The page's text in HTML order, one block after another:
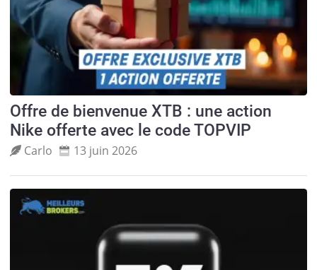
Offre de bienvenue XTB : une action
Nike offerte avec le code TOPVIP
Carlo 13 juin 2026